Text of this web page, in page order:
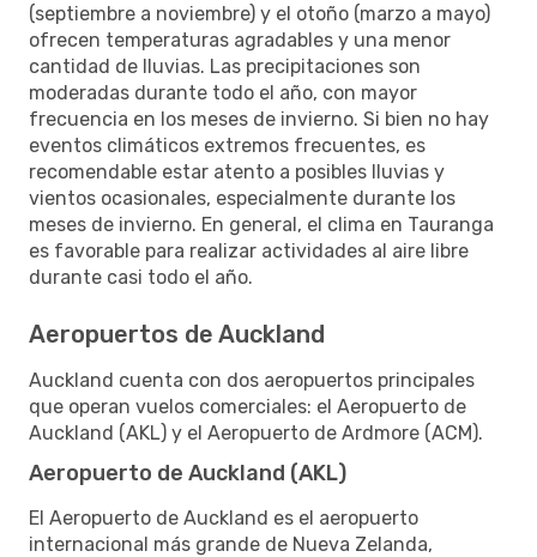
(septiembre a noviembre) y el otoño (marzo a mayo)
ofrecen temperaturas agradables y una menor
cantidad de lluvias. Las precipitaciones son
moderadas durante todo el año, con mayor
frecuencia en los meses de invierno. Si bien no hay
eventos climáticos extremos frecuentes, es
recomendable estar atento a posibles lluvias y
vientos ocasionales, especialmente durante los
meses de invierno. En general, el clima en Tauranga
es favorable para realizar actividades al aire libre
durante casi todo el año.
Aeropuertos de Auckland
Auckland cuenta con dos aeropuertos principales
que operan vuelos comerciales: el Aeropuerto de
Auckland (AKL) y el Aeropuerto de Ardmore (ACM).
Aeropuerto de Auckland (AKL)
El Aeropuerto de Auckland es el aeropuerto
internacional más grande de Nueva Zelanda,